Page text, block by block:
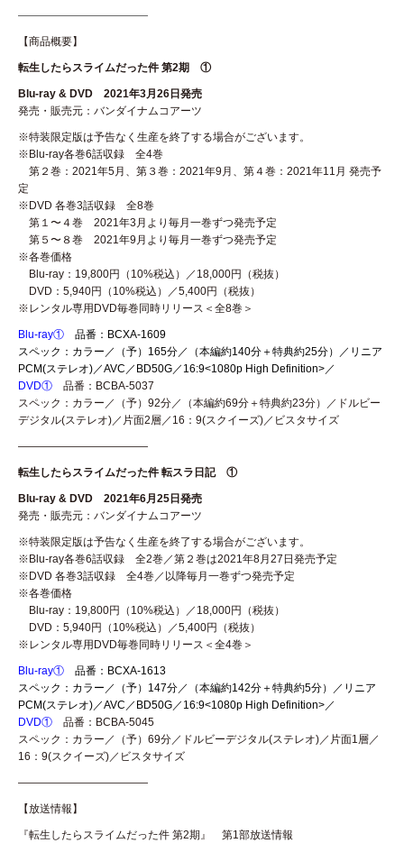
————————————
【商品概要】
転生したらスライムだった件 第2期 ①
Blu-ray & DVD 2021年3月26日発売
発売・販売元：バンダイナムコアーツ
※特装限定版は予告なく生産を終了する場合がございます。
※Blu-ray各巻6話収録 全4巻
第２巻：2021年5月、第３巻：2021年9月、第４巻：2021年11月 発売予
定
※DVD 各巻3話収録 全8巻
第１〜４巻 2021年3月より毎月一巻ずつ発売予定
第５〜８巻 2021年9月より毎月一巻ずつ発売予定
※各巻価格
Blu-ray：19,800円（10%税込）／18,000円（税抜）
DVD：5,940円（10%税込）／5,400円（税抜）
※レンタル専用DVD毎巻同時リリース＜全8巻＞
Blu-ray①
品番：BCXA-1609
スペック：カラー／（予）165分／（本編約140分＋特典約25分）／リニア
PCM(ステレオ)／AVC／BD50G／16:9<1080p High Definition>／
DVD① 品番：BCBA-5037
スペック：カラー／（予）92分／（本編約69分＋特典約23分）／ドルビー
デジタル(ステレオ)／片面2層／16：9(スクイーズ)／ビスタサイズ
————————————
転生したらスライムだった件 転スラ日記 ①
Blu-ray & DVD 2021年6月25日発売
発売・販売元：バンダイナムコアーツ
※特装限定版は予告なく生産を終了する場合がございます。
※Blu-ray各巻6話収録 全2巻／第２巻は2021年8月27日発売予定
※DVD 各巻3話収録 全4巻／以降毎月一巻ずつ発売予定
※各巻価格
Blu-ray：19,800円（10%税込）／18,000円（税抜）
DVD：5,940円（10%税込）／5,400円（税抜）
※レンタル専用DVD毎巻同時リリース＜全4巻＞
Blu-ray①
品番：BCXA-1613
スペック：カラー／（予）147分／（本編約142分＋特典約5分）／リニア
PCM(ステレオ)／AVC／BD50G／16:9<1080p High Definition>／
DVD① 品番：BCBA-5045
スペック：カラー／（予）69分／ドルビーデジタル(ステレオ)／片面1層／
16：9(スクイーズ)／ビスタサイズ
————————————
【放送情報】
『転生したらスライムだった件 第2期』 第1部放送情報